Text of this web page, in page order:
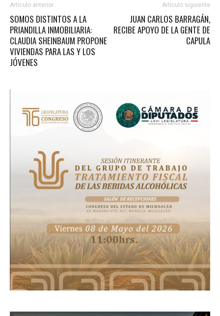
Artículo anterior
SOMOS DISTINTOS A LA
PRIANDILLA INMOBILIARIA:
CLAUDIA SHEINBAUM PROPONE
VIVIENDAS PARA LAS Y LOS
JÓVENES
Artículo siguiente
JUAN CARLOS BARRAGÁN,
RECIBE APOYO DE LA GENTE DE
CAPULA